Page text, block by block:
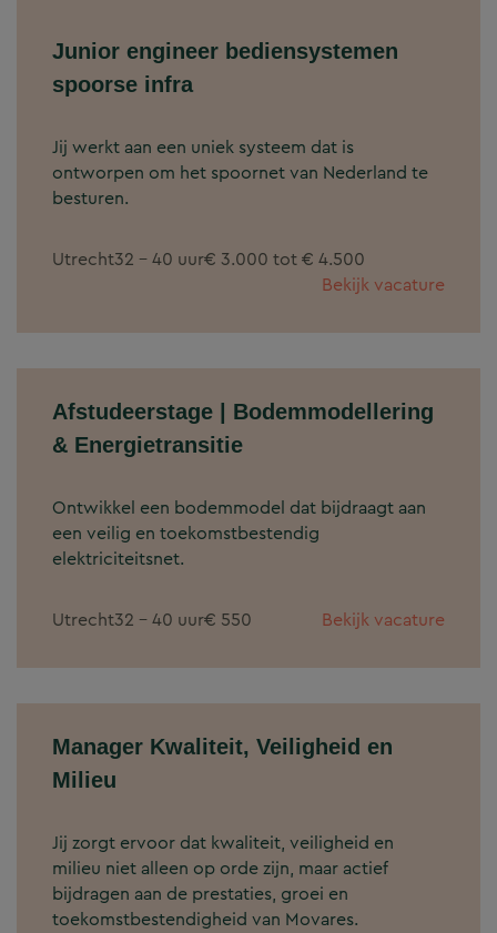
Junior engineer bediensystemen
spoorse infra
Jij werkt aan een uniek systeem dat is
ontworpen om het spoornet van Nederland te
besturen.
Utrecht32 - 40 uur€ 3.000 tot € 4.500
Bekijk vacature
Afstudeerstage | Bodemmodellering
& Energietransitie
Ontwikkel een bodemmodel dat bijdraagt aan
een veilig en toekomstbestendig
elektriciteitsnet.
Utrecht32 - 40 uur€ 550 Bekijk vacature
Manager Kwaliteit, Veiligheid en
Milieu
Jij zorgt ervoor dat kwaliteit, veiligheid en
milieu niet alleen op orde zijn, maar actief
bijdragen aan de prestaties, groei en
toekomstbestendigheid van Movares.